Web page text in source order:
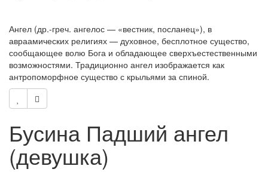
Ангел (др.-греч. ангелос — «вестник, посланец»), в
авраамических религиях — духовное, бесплотное существо,
сообщающее волю Бога и обладающее сверхъестественными
возможностями. Традиционно ангел изображается как
антропоморфное существо с крыльями за спиной.
Бусина Падший ангел
(девушка)